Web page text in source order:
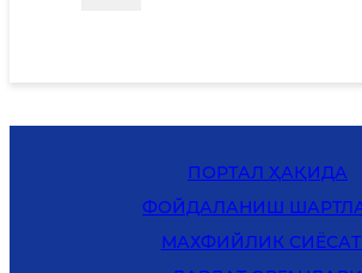
ПОРТАЛ ҲАҚИДА
ФОЙДАЛАНИШ
MАХФИЙЛИК